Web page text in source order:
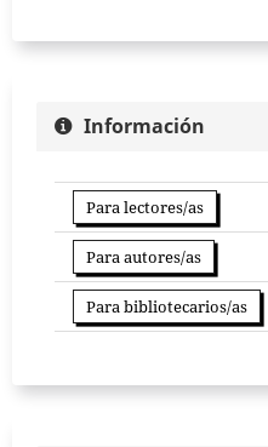
Información
Para lectores/as
Para autores/as
Para bibliotecarios/as